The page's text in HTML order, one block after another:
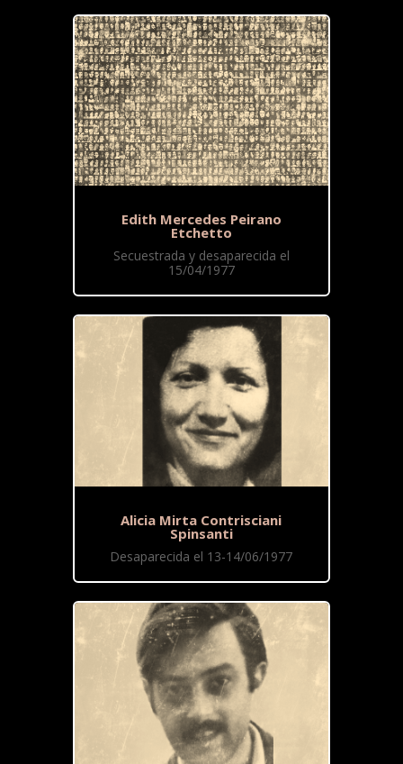
Edith Mercedes Peirano
Etchetto
Secuestrada y desaparecida el
15/04/1977
Alicia Mirta Contrisciani
Spinsanti
Desaparecida el 13-14/06/1977